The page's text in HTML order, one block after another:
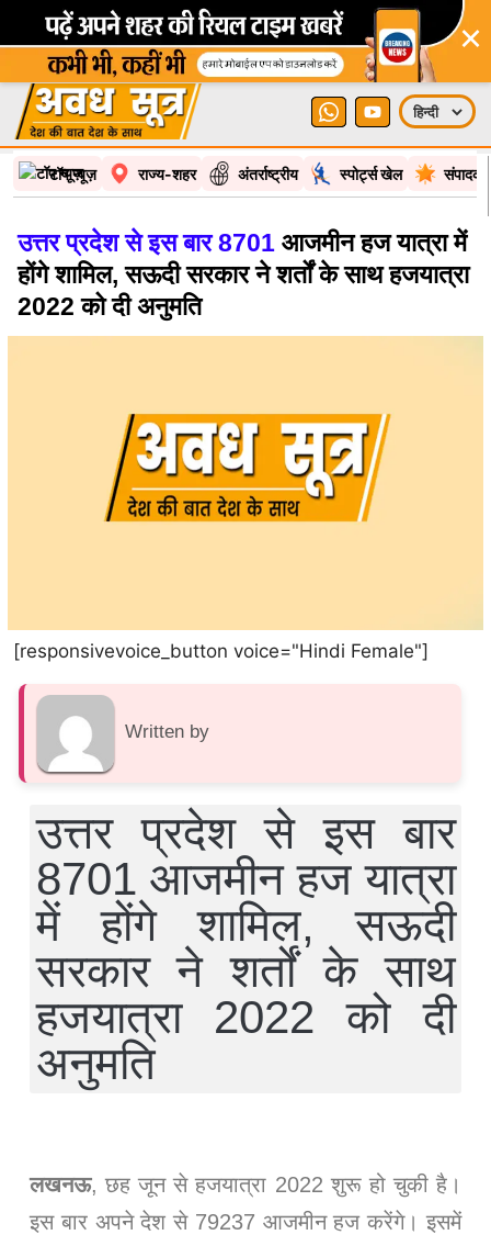
×
टॉप न्यूज़ राज्य-शहर अंतर्राष्ट्रीय स्पोर्ट्स खेल
उत्तर प्रदेश से इस बार 8701 आजमीन हज यात्रा में
होंगे शामिल, सऊदी सरकार ने शर्तों के साथ हजयात्रा
2022 को दी अनुमति
[responsivevoice_button voice="Hindi Female"]
Written by
उत्तर प्रदेश से इस बार
8701 आजमीन हज यात्रा
में होंगे शामिल, सऊदी
सरकार ने शर्तों के साथ
हजयात्रा 2022 को दी
अनुमति
लखनऊ, छह जून से हजयात्रा 2022 शुरू हो चुकी है।
इस बार अपने देश से 79237 आजमीन हज करेंगे। इसमें